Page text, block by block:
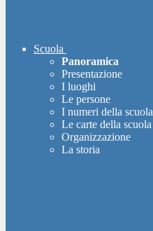
Scuola
Panoramica
Presentazione
I luoghi
Le persone
I numeri della scuola
Le carte della scuola
Organizzazione
La storia